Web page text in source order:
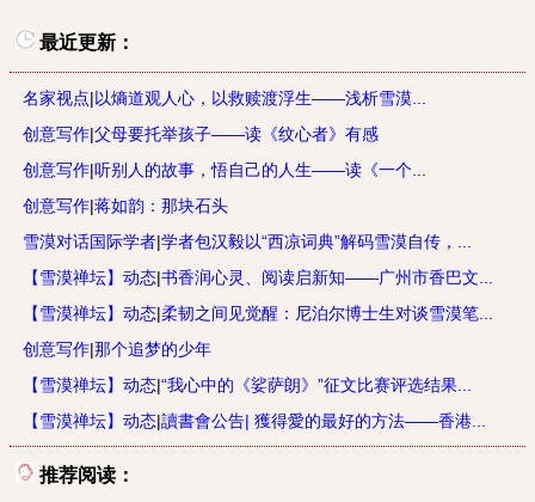
最近更新：
名家视点|以熵道观人心，以救赎渡浮生——浅析雪漠...
创意写作|父母要托举孩子——读《纹心者》有感
创意写作|听别人的故事，悟自己的人生——读《一个...
创意写作|蒋如韵：那块石头
雪漠对话国际学者|学者包汉毅以“西凉词典”解码雪漠自传，...
【雪漠禅坛】动态|书香润心灵、阅读启新知——广州市香巴文...
【雪漠禅坛】动态|柔韧之间见觉醒：尼泊尔博士生对谈雪漠笔...
创意写作|那个追梦的少年
【雪漠禅坛】动态|“我心中的《娑萨朗》”征文比赛评选结果...
【雪漠禅坛】动态|讀書會公告| 獲得愛的最好的方法——香港...
推荐阅读：